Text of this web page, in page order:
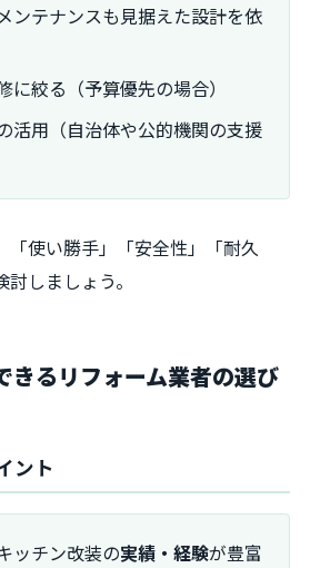
ンテナンスも見据えた設計を依
に絞る（予算優先の場合）
活用（自治体や公的機関の支援
「使い勝手」「安全性」「耐久
しましょう。
きるリフォーム業者の選び
ント
ッチン改装の実績・経験が豊富